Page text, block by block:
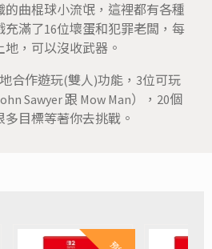
曲棍球小流氓，這裡都有各種
滿了16位壞蛋和犯罪老闆，每
，可以沒收武器。
合作遊玩(雙人)功能，3位可玩
Sawyer 跟 Mow Man），20個
目標等著你去挑戰。